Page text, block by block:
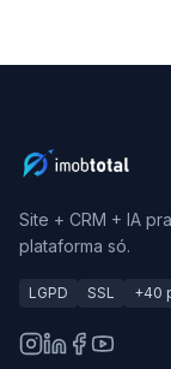
Site + CRM + IA
plataforma só.
LGPD SSL +40